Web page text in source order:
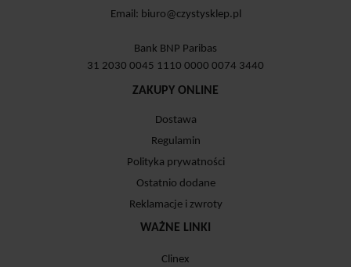
Email: biuro@czystysklep.pl
Bank BNP Paribas
31 2030 0045 1110 0000 0074 3440
ZAKUPY ONLINE
Dostawa
Regulamin
Polityka prywatności
Ostatnio dodane
Reklamacje i zwroty
WAŻNE LINKI
Clinex